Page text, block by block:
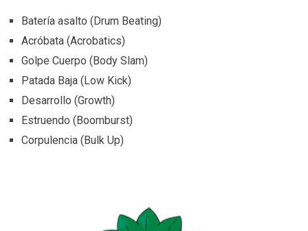
Batería asalto (Drum Beating)
Acróbata (Acrobatics)
Golpe Cuerpo (Body Slam)
Patada Baja (Low Kick)
Desarrollo (Growth)
Estruendo (Boomburst)
Corpulencia (Bulk Up)